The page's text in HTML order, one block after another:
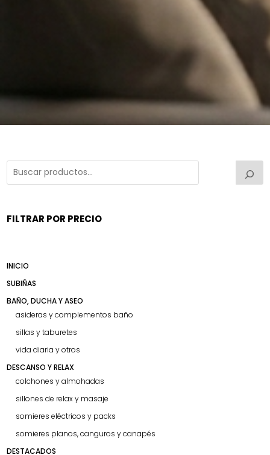
FILTRAR POR PRECIO
INICIO
SUBIÑAS
BAÑO, DUCHA Y ASEO
asideras y complementos baño
sillas y taburetes
vida diaria y otros
DESCANSO Y RELAX
colchones y almohadas
sillones de relax y masaje
somieres eléctricos y packs
somieres planos, canguros y canapés
DESTACADOS